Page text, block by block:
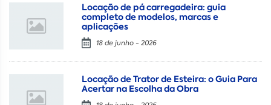
Locação de pá carregadeira: guia
completo de modelos, marcas e
aplicações
18 de junho - 2026
Locação de Trator de Esteira: o Guia Para
Acertar na Escolha da Obra